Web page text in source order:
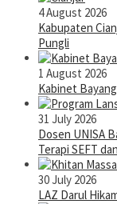
4 August 2026
Kabupaten
Pungli
1 August 2026
Kabinet
31 July 2026
Dosen UNISA
Terapi SEFT
30 July 2026
LAZ Darul